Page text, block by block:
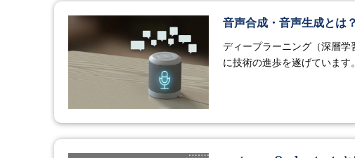
音声合成・音声生成とは
ディープラーニング（深層
に技術の進歩を遂げていま